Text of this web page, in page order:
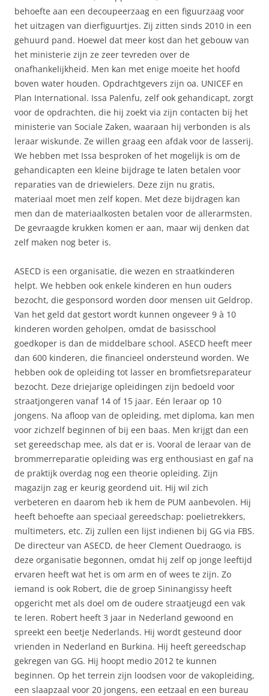
behoefte aan een decoupeerzaag en een figuurzaag voor
het uitzagen van dierfiguurtjes. Zij zitten sinds 2010 in een
gehuurd pand. Hoewel dat meer kost dan het gebouw van
het ministerie zijn ze zeer tevreden over de
onafhankelijkheid. Men kan met enige moeite het hoofd
boven water houden. Opdrachtgevers zijn oa. UNICEF en
Plan International. Issa Palenfu, zelf ook gehandicapt, zorgt
voor de opdrachten, die hij zoekt via zijn contacten bij het
ministerie van Sociale Zaken, waaraan hij verbonden is als
leraar wiskunde. Ze willen graag een afdak voor de lasserij.
We hebben met Issa besproken of het mogelijk is om de
gehandicapten een kleine bijdrage te laten betalen voor
reparaties van de driewielers. Deze zijn nu gratis,
materiaal moet men zelf kopen. Met deze bijdragen kan
men dan de materiaalkosten betalen voor de allerarmsten.
De gevraagde krukken komen er aan, maar wij denken dat
zelf maken nog beter is.
ASECD is een organisatie, die wezen en straatkinderen
helpt. We hebben ook enkele kinderen en hun ouders
bezocht, die gesponsord worden door mensen uit Geldrop.
Van het geld dat gestort wordt kunnen ongeveer 9 à 10
kinderen worden geholpen, omdat de basisschool
goedkoper is dan de middelbare school. ASECD heeft meer
dan 600 kinderen, die financieel ondersteund worden. We
hebben ook de opleiding tot lasser en bromfietsreparateur
bezocht. Deze driejarige opleidingen zijn bedoeld voor
straatjongeren vanaf 14 of 15 jaar. Eén leraar op 10
jongens. Na afloop van de opleiding, met diploma, kan men
voor zichzelf beginnen of bij een baas. Men krijgt dan een
set gereedschap mee, als dat er is. Vooral de leraar van de
brommerreparatie opleiding was erg enthousiast en gaf na
de praktijk overdag nog een theorie opleiding. Zijn
magazijn zag er keurig geordend uit. Hij wil zich
verbeteren en daarom heb ik hem de PUM aanbevolen. Hij
heeft behoefte aan speciaal gereedschap: poelietrekkers,
multimeters, etc. Zij zullen een lijst indienen bij GG via FBS.
De directeur van ASECD, de heer Clement Ouedraogo, is
deze organisatie begonnen, omdat hij zelf op jonge leeftijd
ervaren heeft wat het is om arm en of wees te zijn. Zo
iemand is ook Robert, die de groep Sininangissy heeft
opgericht met als doel om de oudere straatjeugd een vak
te leren. Robert heeft 3 jaar in Nederland gewoond en
spreekt een beetje Nederlands. Hij wordt gesteund door
vrienden in Nederland en Burkina. Hij heeft gereedschap
gekregen van GG. Hij hoopt medio 2012 te kunnen
beginnen. Op het terrein zijn loodsen voor de vakopleiding,
een slaapzaal voor 20 jongens, een eetzaal en een bureau